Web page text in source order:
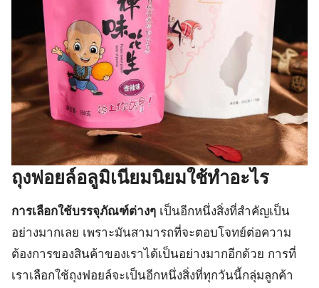
ถุงฟอยล์อลูมิเนียมนิยมใช้ทำอะไร
การเลือกใช้บรรจุภัณฑ์ต่างๆ เป็นอีกหนึ่งสิ่งที่สำคัญเป็น
อย่างมากเลย เพราะมันสามารถที่จะตอบโจทย์ต่อความ
ต้องการของสินค้าของเราได้เป็นอย่างมากอีกด้วย การที่
เราเลือกใช้ถุงฟอยล์จะเป็นอีกหนึ่งสิ่งที่ทุกวันนี้กลุ่มลูกค้า